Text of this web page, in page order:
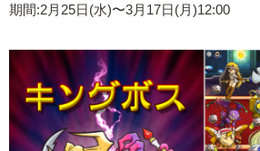
期間:2月25日(水)〜3月17日(月)12:00